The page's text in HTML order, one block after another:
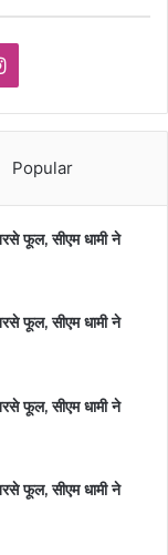
Instagram
Popular
फूल, सीएम धामी ने
फूल, सीएम धामी ने
फूल, सीएम धामी ने
फूल, सीएम धामी ने